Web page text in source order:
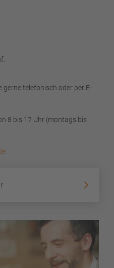
gerne telefonisch oder per E-
8 bis 17 Uhr (montags bis